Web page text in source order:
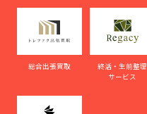
総合出張買取
終活・生前整理
サービス